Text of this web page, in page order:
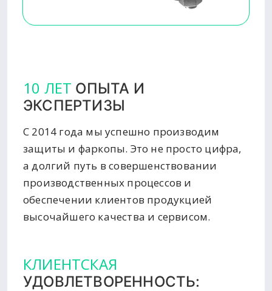
10 ЛЕТ ОПЫТА И
ЭКСПЕРТИЗЫ
С 2014 года мы успешно производим
защиты и фаркопы. Это не просто цифра,
а долгий путь в совершенствовании
производственных процессов и
обеспечении клиентов продукцией
высочайшего качества и сервисом.
КЛИЕНТСКАЯ
УДОВЛЕТВОРЕННОСТЬ: